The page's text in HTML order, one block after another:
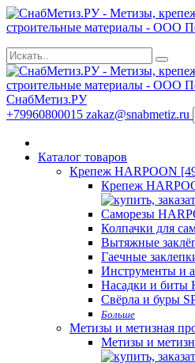
СнабМетиз.РУ
+79960800015 zakaz@snabmetiz.ru
Каталог товаров
Крепеж HARPOON
Крепеж
Саморезы
Колпачки для
Вытяжные
Гаечные
Инструменты и
Насадки и биты
Свёрла и буры
Больше
Метизы и метизная
Метизы и